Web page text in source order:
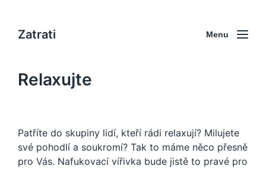
Zatrati Menu
Relaxujte
Patříte do skupiny lidí, kteří rádi relaxují? Milujete
své pohodlí a soukromí? Tak to máme něco přesně
pro Vás. Nafukovací vířivka bude jistě to pravé pro